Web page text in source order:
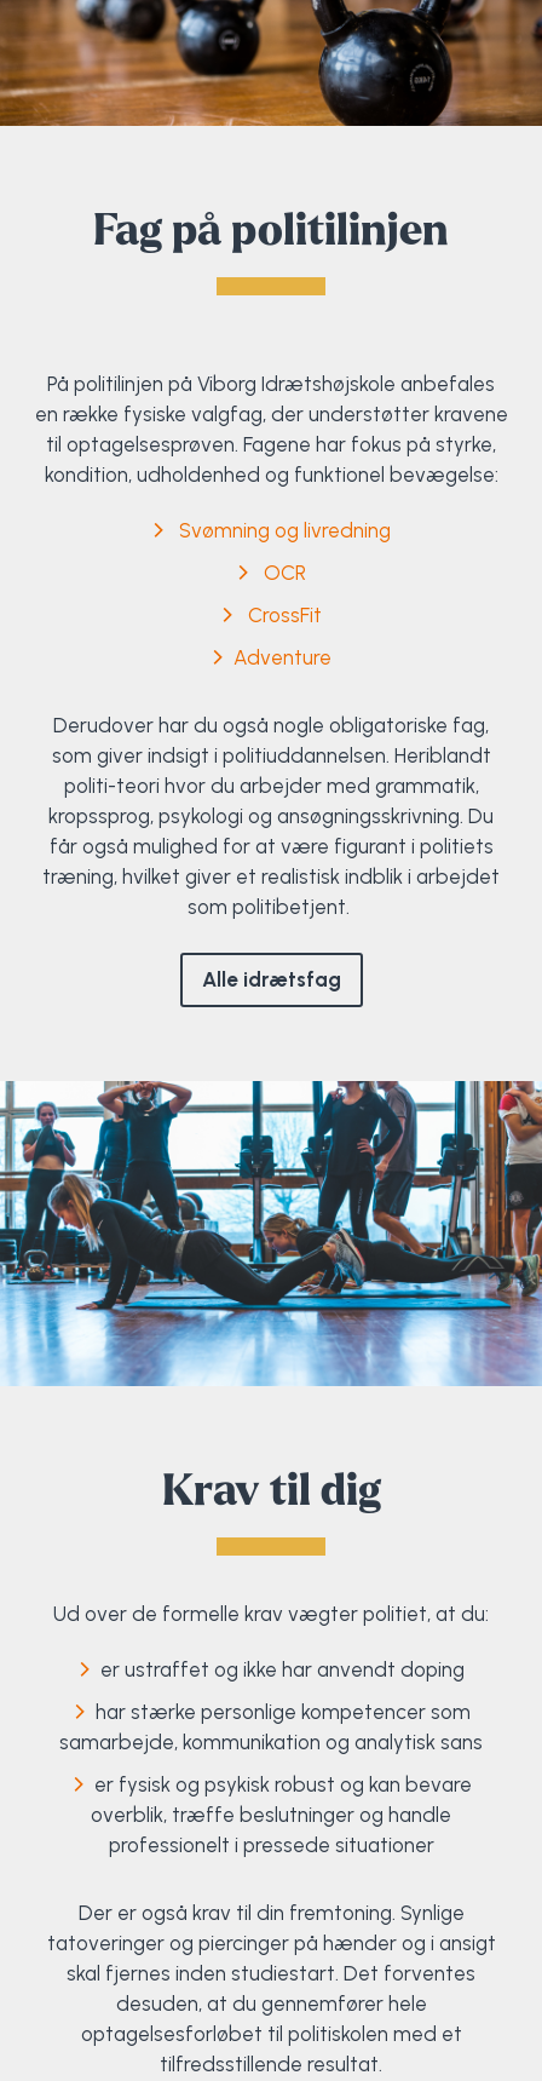
Fag på politilinjen
På politilinjen på Viborg Idrætshøjskole anbefales
en række fysiske valgfag, der understøtter kravene
til optagelsesprøven. Fagene har fokus på styrke,
kondition, udholdenhed og funktionel bevægelse:
Svømning og livredning
OCR
CrossFit
Adventure
Derudover har du også nogle obligatoriske fag,
som giver indsigt i politiuddannelsen. Heriblandt
politi-teori hvor du arbejder med grammatik,
kropssprog, psykologi og ansøgningsskrivning. Du
får også mulighed for at være figurant i politiets
træning, hvilket giver et realistisk indblik i arbejdet
som politibetjent.
Alle idrætsfag
Krav til dig
Ud over de formelle krav vægter politiet, at du:
er ustraffet og ikke har anvendt doping
har stærke personlige kompetencer som
samarbejde, kommunikation og analytisk sans
er fysisk og psykisk robust og kan bevare
overblik, træffe beslutninger og handle
professionelt i pressede situationer
Der er også krav til din fremtoning. Synlige
tatoveringer og piercinger på hænder og i ansigt
skal fjernes inden studiestart. Det forventes
desuden, at du gennemfører hele
optagelsesforløbet til politiskolen med et
tilfredsstillende resultat.